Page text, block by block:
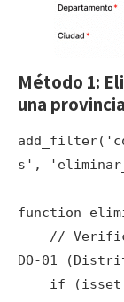
Método 1:
una provincia
s',
function
DO-01